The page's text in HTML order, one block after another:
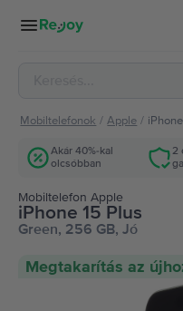
Mobiltelefonok / Apple /
Akár 40%-kal
olcsóbban
2
Mobiltelefon Apple
iPhone 15 Plus
Green, 256 GB, Jó
Megtakarítás az